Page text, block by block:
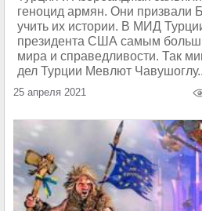
геноцид армян. Они призвали
учить их истории. В МИД
президента США самым
мира и справедливости. Так
дел Турции Мевлют
25 апреля 2021